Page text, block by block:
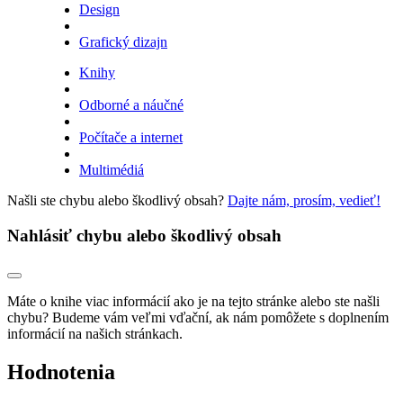
Design
Grafický dizajn
Knihy
Odborné a náučné
Počítače a internet
Multimédiá
Našli ste chybu alebo škodlivý obsah? Dajte nám, prosím, vedieť!
Nahlásiť chybu alebo škodlivý obsah
Máte o knihe viac informácií ako je na tejto stránke alebo ste našli
chybu? Budeme vám veľmi vďační, ak nám pomôžete s doplnením
informácií na našich stránkach.
Hodnotenia